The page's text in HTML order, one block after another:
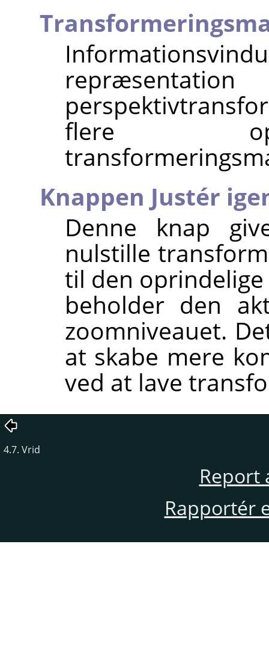
flere
Knappen Justér
Denne knap
nulstille
til den
beholder den
zoomniveauet.
at skabe mere
ved at lave
4.7. Vrid
Report
Rapportér